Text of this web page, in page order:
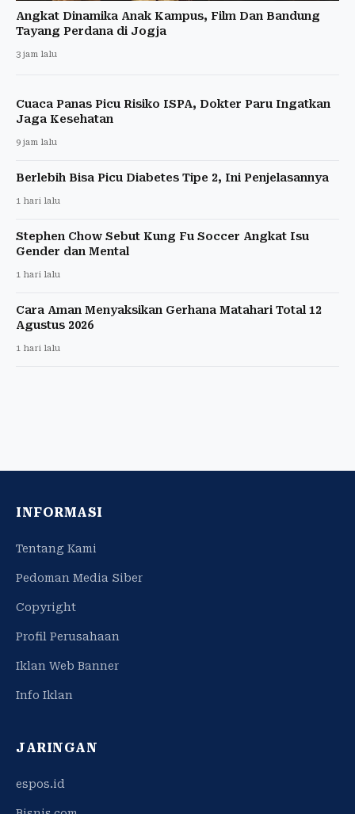
Angkat Dinamika Anak Kampus, Film Dan Bandung
Tayang Perdana di Jogja
3 jam lalu
Cuaca Panas Picu Risiko ISPA, Dokter Paru Ingatkan
Jaga Kesehatan
9 jam lalu
Berlebih Bisa Picu Diabetes Tipe 2, Ini Penjelasannya
1 hari lalu
Stephen Chow Sebut Kung Fu Soccer Angkat Isu
Gender dan Mental
1 hari lalu
Cara Aman Menyaksikan Gerhana Matahari Total 12
Agustus 2026
1 hari lalu
INFORMASI
Tentang Kami
Pedoman Media Siber
Copyright
Profil Perusahaan
Iklan Web Banner
Info Iklan
JARINGAN
espos.id